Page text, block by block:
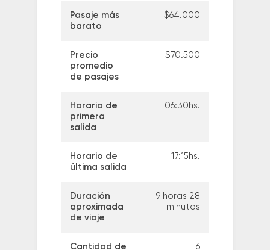
Pasaje más
barato
$64.000
Precio
promedio
de pasajes
$70.500
Horario de
primera
salida
06:30hs.
Horario de
última salida
17:15hs.
Duración
aproximada
de viaje
9 horas 28
minutos
Cantidad de 6